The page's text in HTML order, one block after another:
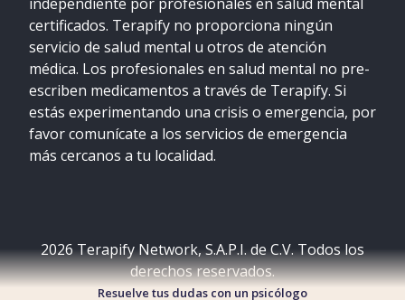
Resuelve tus dudas con un psicólogo
certificados. Terapify no proporciona ningún
servicio de salud mental u otros de atención
médica. Los profesionales en salud mental no pre-
escriben medicamentos a través de Terapify. Si
estás experimentando una crisis o emergencia, por
favor comunícate a los servicios de emergencia
más cercanos a tu localidad.
2026Terapify Network, S.A.P.I. de C.V. Todos los
derechos reservados.